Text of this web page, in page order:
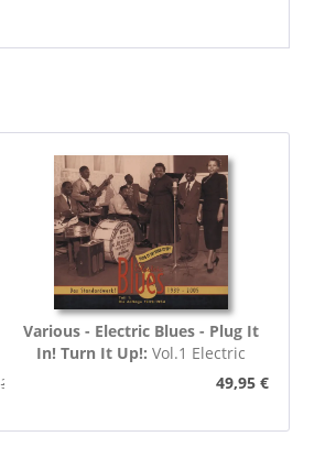
39,95 €
Various - Electric Blues - Plug It
In! Turn It Up!:Vol.1 Electric
Blues 1939 - 1954 (Deutsch)49,95 €